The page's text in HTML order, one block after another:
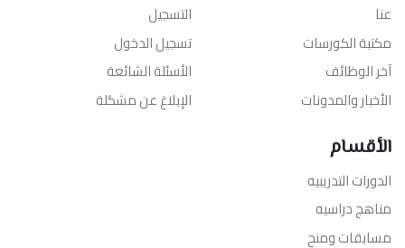
عنا
مكتبة الكورسات
آخر الوظائف
الأخبار والمدونات
التسجيل
تسجيل الدخول
الأسئلة الشائعة
الإبلاغ عن مشكلة
الأقسام
الدورات التدريبيه
مناهج دراسيه
مسابقات ومنح